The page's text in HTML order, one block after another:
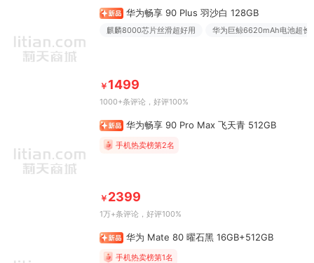
华为畅享 90 Plus 羽沙白 128GB
麒麟8000芯片丝滑超好用 华为巨鲸6620mAh电池超长
￥ 1499
1000+条评论 ，好评100%
华为畅享 90 Pro Max 飞天青 512GB
手机热卖榜第2名
￥ 2399
1万+条评论 ，好评100%
华为 Mate 80 曜石黑 16GB+512GB
手机热卖榜第1名